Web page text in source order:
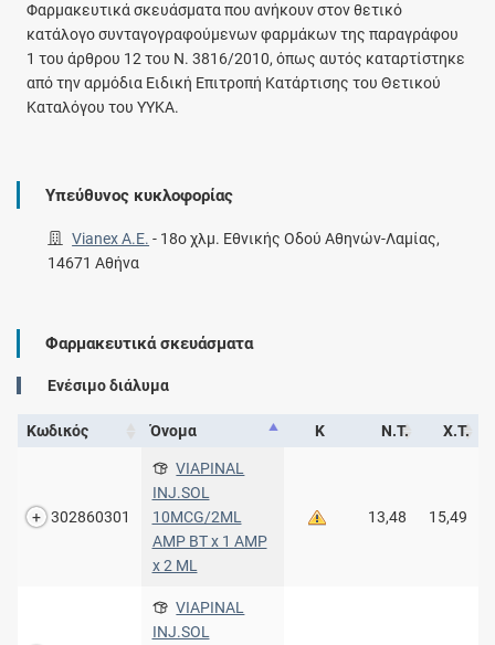
Φαρμακευτικά σκευάσματα που ανήκουν στον θετικό
κατάλογο συνταγογραφούμενων φαρμάκων της παραγράφου
1 του άρθρου 12 του Ν. 3816/2010, όπως αυτός καταρτίστηκε
από την αρμόδια Ειδική Επιτροπή Κατάρτισης του Θετικού
Καταλόγου του ΥΥΚΑ.
Υπεύθυνος κυκλοφορίας
Vianex A.E. - 18ο χλμ. Εθνικής Οδού Αθηνών-Λαμίας,
14671 Αθήνα
Φαρμακευτικά σκευάσματα
Ενέσιμο διάλυμα
Κωδικός Όνομα Κ Ν.Τ. Χ.Τ.
302860301
VIAPINAL
INJ.SOL
10MCG/2ML
AMP BT x 1 AMP
x 2 ML
13,48 15,49
VIAPINAL
INJ.SOL